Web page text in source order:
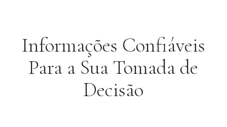
Informações Confiáveis
Para a Sua Tomada de
Decisão